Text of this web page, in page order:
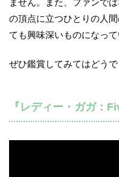
ません。また、ファンで
の頂点に立つひとりの人
ても興味深いものになって
ぜひ鑑賞してみてはどうで
『レディー・ガガ：